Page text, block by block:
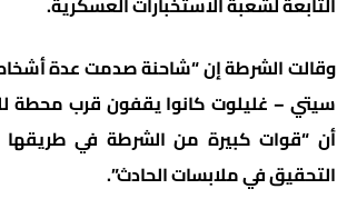
الشرطة إن “شاحنة صدمت عدة أشخاص
– غليلوت كانوا يقفون قرب محطة
كبيرة من الشرطة في طريقها
في ملابسات الحادث”.